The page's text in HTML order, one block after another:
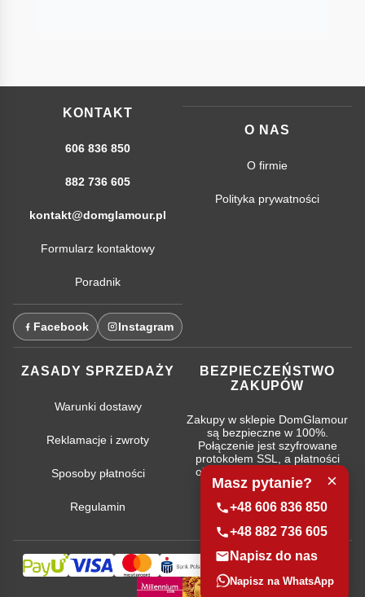
KONTAKT
606 836 850
882 736 605
kontakt@domglamour.pl
Formularz kontaktowy
Poradnik
Facebook Instagram
O NAS
O firmie
Polityka prywatności
ZASADY SPRZEDAŻY
Warunki dostawy
Reklamacje i zwroty
Sposoby płatności
Regulamin
BEZPIECZEŃSTWO
ZAKUPÓW
Zakupy w sklepie DomGlamour
są bezpieczne w 100%.
Połączenie jest szyfrowane
protokołem SSL, a płatności
obsługują najpopularniejsze
systemy bankowe.
×
Masz pytanie?
+48 606 836 850
+48 882 736 605
Napisz do nas
Napisz na WhatsApp